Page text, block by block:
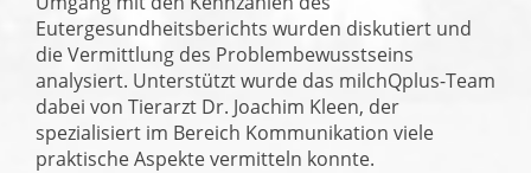
Eutergesundheitsberichts wurden diskutiert und
die Vermittlung des Problembewusstseins
analysiert. Unterstützt wurde das milchQplus-Team
dabei von Tierarzt Dr. Joachim Kleen, der
spezialisiert im Bereich Kommunikation viele
praktische Aspekte vermitteln konnte.